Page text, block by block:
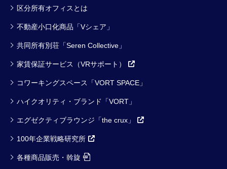
区分所有オフィスとは
不動産小口化商品「Vシェア」
共同所有別荘「Seren Collective」
家賃保証サービス（VRサポート）
コワーキングスペース「VORT SPACE」
ハイクオリティ・ブランド「VORT」
エグゼクティブラウンジ「the crux」
100年企業戦略研究所
各種商品販売・斡旋